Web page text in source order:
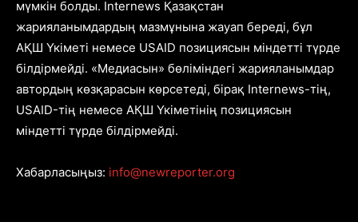
мүмкін болды. Internews Қазақстан
жарияланымдардың мазмұнына жауап береді, бұл
АҚШ Үкіметі немесе USAID позициясын міндетті түрде
білдірмейді. «Медиасын» бөліміндегі жарияланымдар
автордың көзқарасын көрсетеді, бірақ Internews-тің,
USAID-тің немесе АҚШ Үкіметінің позициясын
міндетті түрде білдірмейді.
Хабарласыңыз: info@newreporter.org